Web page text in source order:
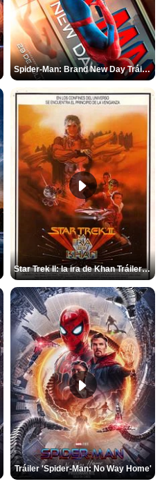
Spider-Man: Brand New Day Tráiler (3)
Star Trek II: la ira de Khan Tráiler VO
Tráiler 'Spider-Man: No Way Home'